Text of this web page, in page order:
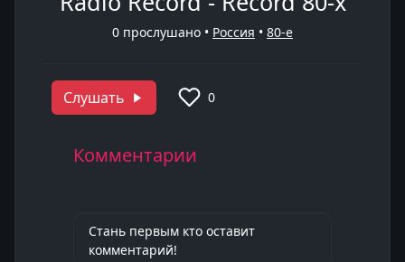
0 прослушано • Россия • 80-е
Слушать 0
Комментарии
Стань первым кто оставит
комментарий!